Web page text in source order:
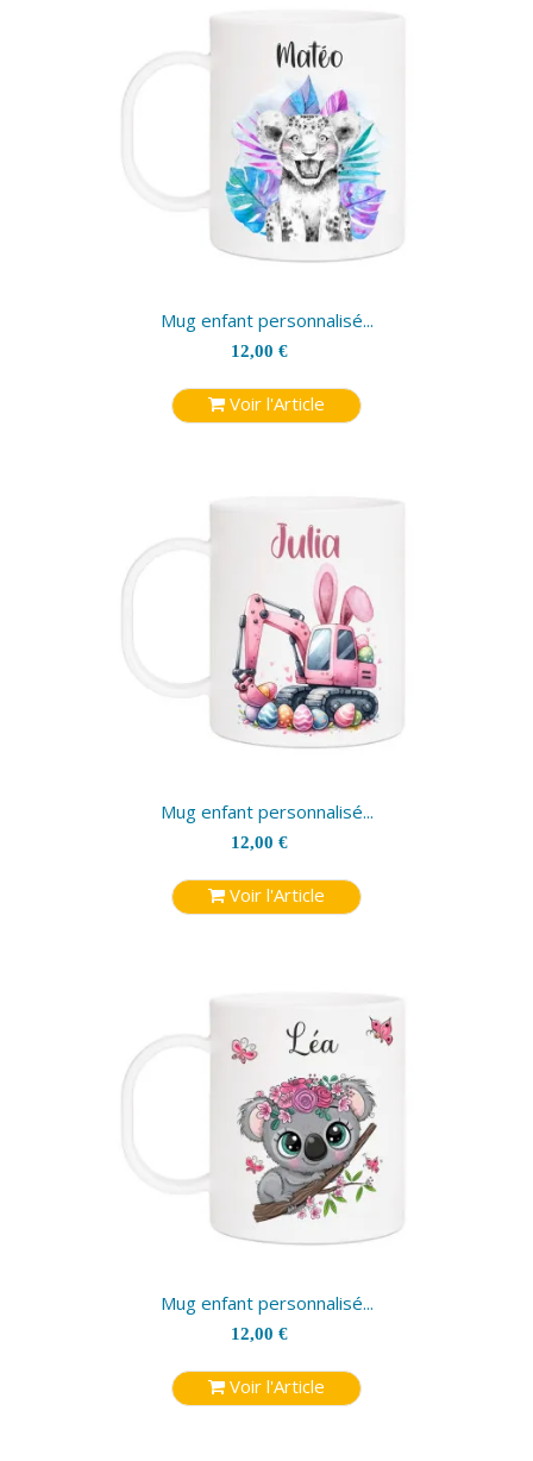
Mug enfant personnalisé...
12,00 €
Voir l'Article
Mug enfant personnalisé...
12,00 €
Voir l'Article
Mug enfant personnalisé...
12,00 €
Voir l'Article